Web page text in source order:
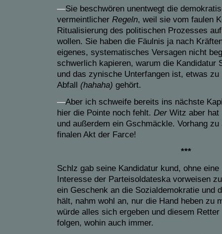
—Sie beschwören unentwegt die
vermeintlicher Regeln, weil sie vom faulen
Ritualisierung des politischen Prozesses
wollen. Sie haben die Fäulnis ja nach
eigenes, systematisches Versagen nicht
schwerlich kapieren, warum die Kandidatur
und das zynische Unterfangen ist, etwas zu
Abfall (hahaha) gehört.
—Aber ich schweife bereits ins nächste
hier die Pointe noch fehlt. Der Witz aber hat
und außerdem ein Gschmäckle. Vorhang
finalen Akt der Farce!
***
Schlz gab seine Kandidatur kund, ohne
Interesse der Parteisoldateska vorweisen
ein Geschenk an die Sozialdemokratie und
hält, nahm wohl an, nur die Hand heben zu
würde alles sich ergeben und diesem
folgen, wohin auch immer.